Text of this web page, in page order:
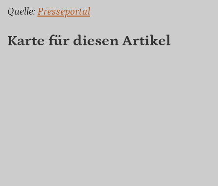
Quelle: Presseportal
Karte für diesen Artikel